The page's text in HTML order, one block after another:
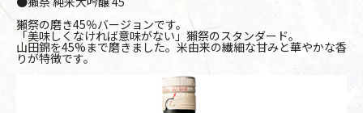
獺祭の磨き45％バージョンです。
「美味しくなければ意味がない」獺祭のスタンダード。
山田錦を45%まで磨きました。米由来の繊細な甘みと華やかな香
りが特徴です。